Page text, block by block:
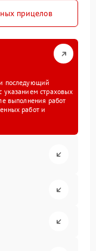
прицелов
последующий
указанием страховых
выполнения работ
работ и